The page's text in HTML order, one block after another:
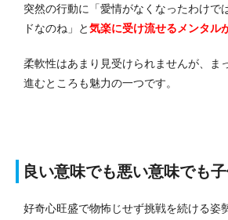
突然の行動に「愛情がなくなったわけで
ドなのね」と気楽に受け流せるメンタル
柔軟性はあまり見受けられませんが、ま
進むところも魅力の一つです。
良い意味でも悪い意味でも
好奇心旺盛で物怖じせず挑戦を続ける姿